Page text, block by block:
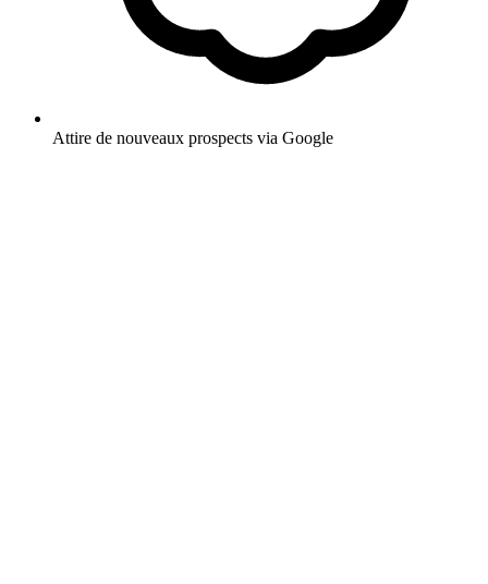
Attire de nouveaux prospects via Google